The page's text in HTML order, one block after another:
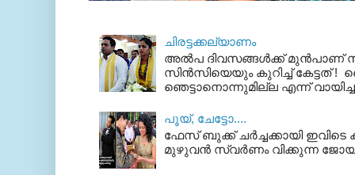
ചിരട്ടക്കല്യാണം
അല്‍പ ദിവസങ്ങള്‍ക്ക് മുന്‍പാണ്
സിന്‍സിയെയും കുറിച്ച് കേട്ടത് !
ഞെട്ടാനൊന്നുമില്ല എന്ന്
പൂയ്‌, ചേട്ടോ....
ഫേസ് ബുക്ക്‌ ചര്‍ച്ചക്കായി
മുഴുവന്‍ സ്വര്‍ണം വിക്കുന്ന